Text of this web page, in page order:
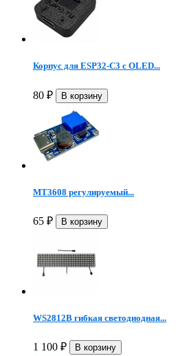
Корпус для ESP32-C3 с OLED...
80 ₽
MT3608 регулируемый...
65 ₽
WS2812B гибкая светодиодная...
1 100 ₽